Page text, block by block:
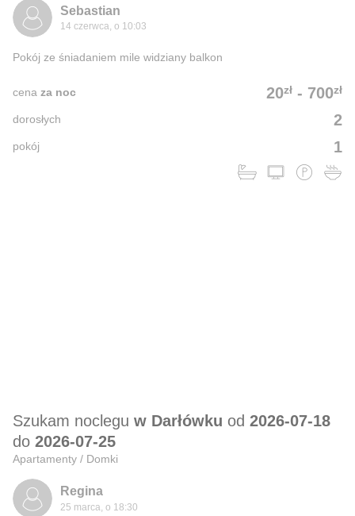
Sebastian
14 czerwca, o 10:03
Pokój ze śniadaniem mile widziany balkon
20zł - 700zł
cena za noc
2
dorosłych
1
pokój
Szukam noclegu w Darłówku od 2026-07-18
do 2026-07-25
Apartamenty / Domki
Regina
25 marca, o 18:30